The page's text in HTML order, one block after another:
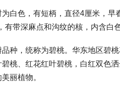
白色，有短柄，直径4厘米，
带深麻点和沟纹的核，内含白色
种，统称为碧桃。华东地区碧
桃、红花红叶碧桃，白红双色
丽植物。